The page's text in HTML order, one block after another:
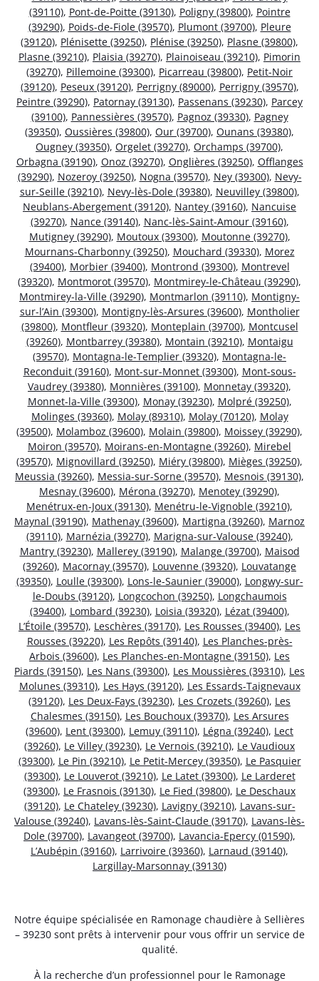
(39110), Pont-de-Poitte (39130), Poligny (39800), Pointre
(39290), Poids-de-Fiole (39570), Plumont (39700), Pleure
(39120), Plénisette (39250), Plénise (39250), Plasne (39800),
Plasne (39210), Plaisia (39270), Plainoiseau (39210), Pimorin
(39270), Pillemoine (39300), Picarreau (39800), Petit-Noir
(39120), Peseux (39120), Perrigny (89000), Perrigny (39570),
Peintre (39290), Patornay (39130), Passenans (39230), Parcey
(39100), Pannessières (39570), Pagnoz (39330), Pagney
(39350), Oussières (39800), Our (39700), Ounans (39380),
Ougney (39350), Orgelet (39270), Orchamps (39700),
Orbagna (39190), Onoz (39270), Onglières (39250), Offlanges
(39290), Nozeroy (39250), Nogna (39570), Ney (39300), Nevy-
sur-Seille (39210), Nevy-lès-Dole (39380), Neuvilley (39800),
Neublans-Abergement (39120), Nantey (39160), Nancuise
(39270), Nance (39140), Nanc-lès-Saint-Amour (39160),
Mutigney (39290), Moutoux (39300), Moutonne (39270),
Mournans-Charbonny (39250), Mouchard (39330), Morez
(39400), Morbier (39400), Montrond (39300), Montrevel
(39320), Montmorot (39570), Montmirey-le-Château (39290),
Montmirey-la-Ville (39290), Montmarlon (39110), Montigny-
sur-l’Ain (39300), Montigny-lès-Arsures (39600), Montholier
(39800), Montfleur (39320), Monteplain (39700), Montcusel
(39260), Montbarrey (39380), Montain (39210), Montaigu
(39570), Montagna-le-Templier (39320), Montagna-le-
Reconduit (39160), Mont-sur-Monnet (39300), Mont-sous-
Vaudrey (39380), Monnières (39100), Monnetay (39320),
Monnet-la-Ville (39300), Monay (39230), Molpré (39250),
Molinges (39360), Molay (89310), Molay (70120), Molay
(39500), Molamboz (39600), Molain (39800), Moissey (39290),
Moiron (39570), Moirans-en-Montagne (39260), Mirebel
(39570), Mignovillard (39250), Miéry (39800), Mièges (39250),
Meussia (39260), Messia-sur-Sorne (39570), Mesnois (39130),
Mesnay (39600), Mérona (39270), Menotey (39290),
Menétrux-en-Joux (39130), Menétru-le-Vignoble (39210),
Maynal (39190), Mathenay (39600), Martigna (39260), Marnoz
(39110), Marnézia (39270), Marigna-sur-Valouse (39240),
Mantry (39230), Mallerey (39190), Malange (39700), Maisod
(39260), Macornay (39570), Louvenne (39320), Louvatange
(39350), Loulle (39300), Lons-le-Saunier (39000), Longwy-sur-
le-Doubs (39120), Longcochon (39250), Longchaumois
(39400), Lombard (39230), Loisia (39320), Lézat (39400),
L’Étoile (39570), Leschères (39170), Les Rousses (39400), Les
Rousses (39220), Les Repôts (39140), Les Planches-près-
Arbois (39600), Les Planches-en-Montagne (39150), Les
Piards (39150), Les Nans (39300), Les Moussières (39310), Les
Molunes (39310), Les Hays (39120), Les Essards-Taignevaux
(39120), Les Deux-Fays (39230), Les Crozets (39260), Les
Chalesmes (39150), Les Bouchoux (39370), Les Arsures
(39600), Lent (39300), Lemuy (39110), Légna (39240), Lect
(39260), Le Villey (39230), Le Vernois (39210), Le Vaudioux
(39300), Le Pin (39210), Le Petit-Mercey (39350), Le Pasquier
(39300), Le Louverot (39210), Le Latet (39300), Le Larderet
(39300), Le Frasnois (39130), Le Fied (39800), Le Deschaux
(39120), Le Chateley (39230), Lavigny (39210), Lavans-sur-
Valouse (39240), Lavans-lès-Saint-Claude (39170), Lavans-lès-
Dole (39700), Lavangeot (39700), Lavancia-Epercy (01590),
L’Aubépin (39160), Larrivoire (39360), Larnaud (39140),
Largillay-Marsonnay (39130)
Notre équipe spécialisée en Ramonage chaudière à Sellières
– 39230 sont prêts à intervenir pour vous offrir un service de
qualité.
À la recherche d’un professionnel pour le Ramonage